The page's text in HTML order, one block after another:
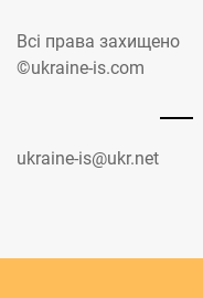
Всі права захищено
©ukraine-is.com
ukraine-is@ukr.net